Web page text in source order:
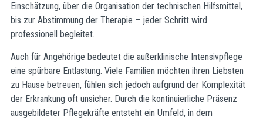
Einschätzung, über die Organisation der technischen Hilfsmittel,
bis zur Abstimmung der Therapie – jeder Schritt wird
professionell begleitet.
Auch für Angehörige bedeutet die außerklinische Intensivpflege
eine spürbare Entlastung. Viele Familien möchten ihren Liebsten
zu Hause betreuen, fühlen sich jedoch aufgrund der Komplexität
der Erkrankung oft unsicher. Durch die kontinuierliche Präsenz
ausgebildeter Pflegekräfte entsteht ein Umfeld, in dem